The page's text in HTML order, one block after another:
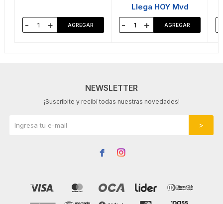
- +
Llega HOY Mvd
- +
NEWSLETTER
¡Suscribite y recibí todas nuestras novedades!
 